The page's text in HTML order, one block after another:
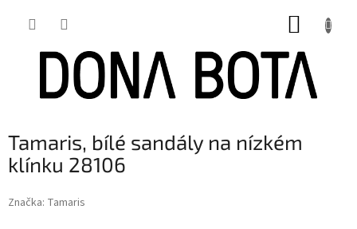
Tamaris, bílé sandály na nízkém
klínku 28106
Značka: Tamaris